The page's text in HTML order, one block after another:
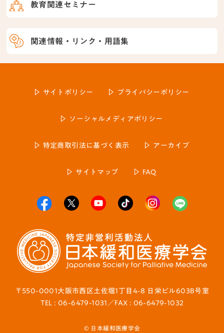
教育関連セミナー
関連情報・リンク・用語集
〒550-0001大阪市西区土佐堀1丁目4-8 日栄ビル603B号室
TEL : 06-6479-1031／FAX : 06-6479-1032
サイトポリシー プライバシーポリシー
ソーシャルメディアポリシー
特定商取引法に基づく表示 アーカイブ
サイトマップ FAQ
© 日本緩和医療学会